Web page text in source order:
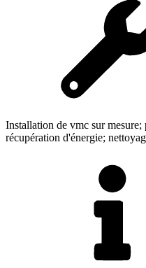
Installation de vmc sur
récupération d'énergie;